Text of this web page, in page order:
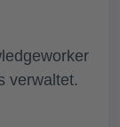
verwaltet.